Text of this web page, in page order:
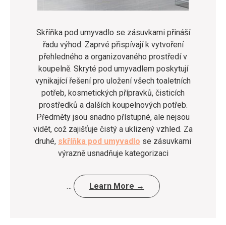
Skříňka pod umyvadlo se zásuvkami přináší
řadu výhod. Zaprvé přispívají k vytvoření
přehledného a organizovaného prostředí v
koupelně. Skryté pod umyvadlem poskytují
vynikající řešení pro uložení všech toaletních
potřeb, kosmetických přípravků, čisticích
prostředků a dalších koupelnových potřeb.
Předměty jsou snadno přístupné, ale nejsou
vidět, což zajišťuje čistý a uklizený vzhled. Za
druhé, skříňka pod umyvadlo se zásuvkami
výrazně usnadňuje kategorizaci
… Learn More →